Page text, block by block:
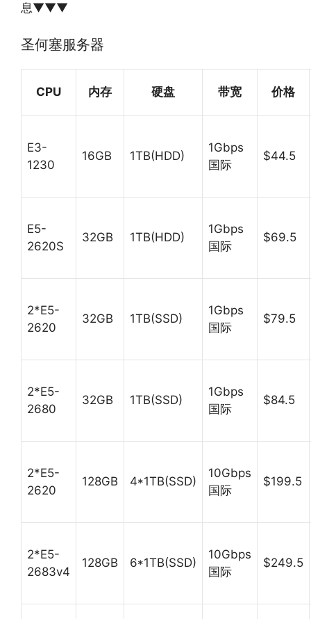
息▼▼▼
圣何塞服务器
CPU 内存 硬盘 带宽 价格
E3-
1230
16GB 1TB(HDD)
1Gbps
国际
$44.5
E5-
2620S
32GB 1TB(HDD)
1Gbps
国际
$69.5
2*E5-
2620
32GB 1TB(SSD)
1Gbps
国际
$79.5
2*E5-
2680
32GB 1TB(SSD)
1Gbps
国际
$84.5
2*E5-
2620
128GB 4*1TB(SSD)
10Gbps
国际
$199.5
2*E5-
2683v4
128GB 6*1TB(SSD)
10Gbps
国际
$249.5